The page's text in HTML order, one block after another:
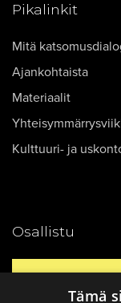
Pikalinkit
Mitä
Ajankohtaista
Materiaalit
Kulttuuri- ja
Osallistu
Tämä